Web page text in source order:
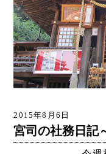
2015年8月6日
宮司の社務日記